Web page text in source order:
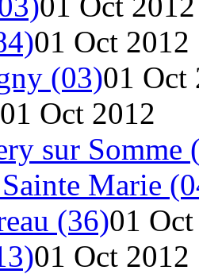
01 Oct 2012
(03)01 Oct
01 Oct 2012
sur Somme
Marie
(36)01
01 Oct 2012